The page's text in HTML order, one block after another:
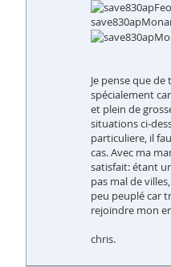
Je pense que
spécialement
et plein de
situations ci-
particuliere, il
cas. Avec ma
satisfait: étant
pas mal de
peu peuplé car
rejoindre mon
chris.